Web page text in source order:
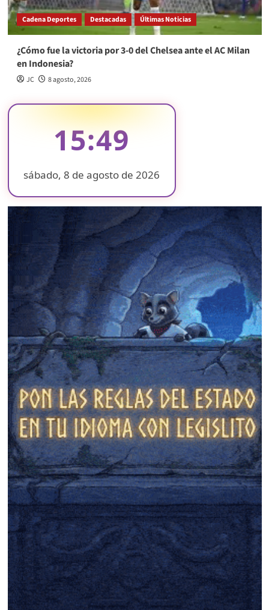
Cadena Deportes Destacadas Últimas Noticias
¿Cómo fue la victoria por 3-0 del Chelsea ante el AC Milan
en Indonesia?
JC 8 agosto, 2026
15:49
sábado, 8 de agosto de 2026
❄
❄
❄
❄
❄
❄
❄
❄